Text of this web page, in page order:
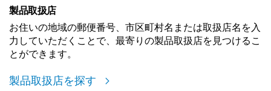
製品取扱店
お住いの地域の郵便番号、市区町村名または取扱店名を入
力していただくことで、最寄りの製品取扱店を見つけるこ
とができます。
製品取扱店を探す